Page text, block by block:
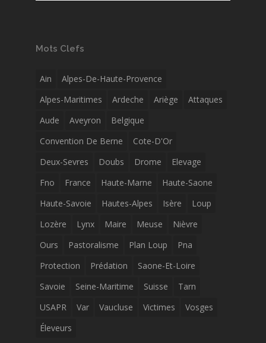
Mots Clefs
Ain
Alpes-De-Haute-Provence
Alpes-Maritimes
Ardeche Ariège
Attaques
Aude
Aveyron
Belgique
Convention De Berne
Cote-D'Or
Deux-Sevres
Doubs Drome
Elevage
Fno
France Haute-Marne
Haute-Saone
Haute-Savoie
Hautes-Alpes Isère
Loup
Lozère
Lynx Maire Meuse
Nièvre
Ours
Pastoralisme Plan Loup
Pna
Protection
Prédation
Saone-Et-Loire
Savoie
Seine-Maritime Suisse
Tarn
USAPR
Var Vaucluse Victimes
Vosges
Éleveurs